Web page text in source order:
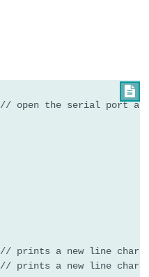

// open the serial port at
// prints a new line
// prints a new line